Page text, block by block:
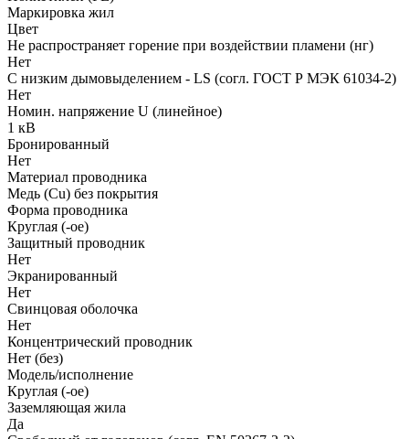
Маркировка жил
Цвет
Не распространяет горение при воздействии пламени (нг)
Нет
С низким дымовыделением - LS (согл. ГОСТ Р МЭК 61034-2)
Нет
Номин. напряжение U (линейное)
1 кВ
Бронированный
Нет
Материал проводника
Медь (Cu) без покрытия
Форма проводника
Круглая (-ое)
Защитный проводник
Нет
Экранированный
Нет
Свинцовая оболочка
Нет
Концентрический проводник
Нет (без)
Модель/исполнение
Круглая (-ое)
Заземляющая жила
Да